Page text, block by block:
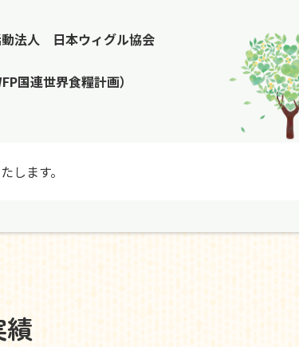
法人 日本ウィグル協会
国連世界食糧計画）
します。